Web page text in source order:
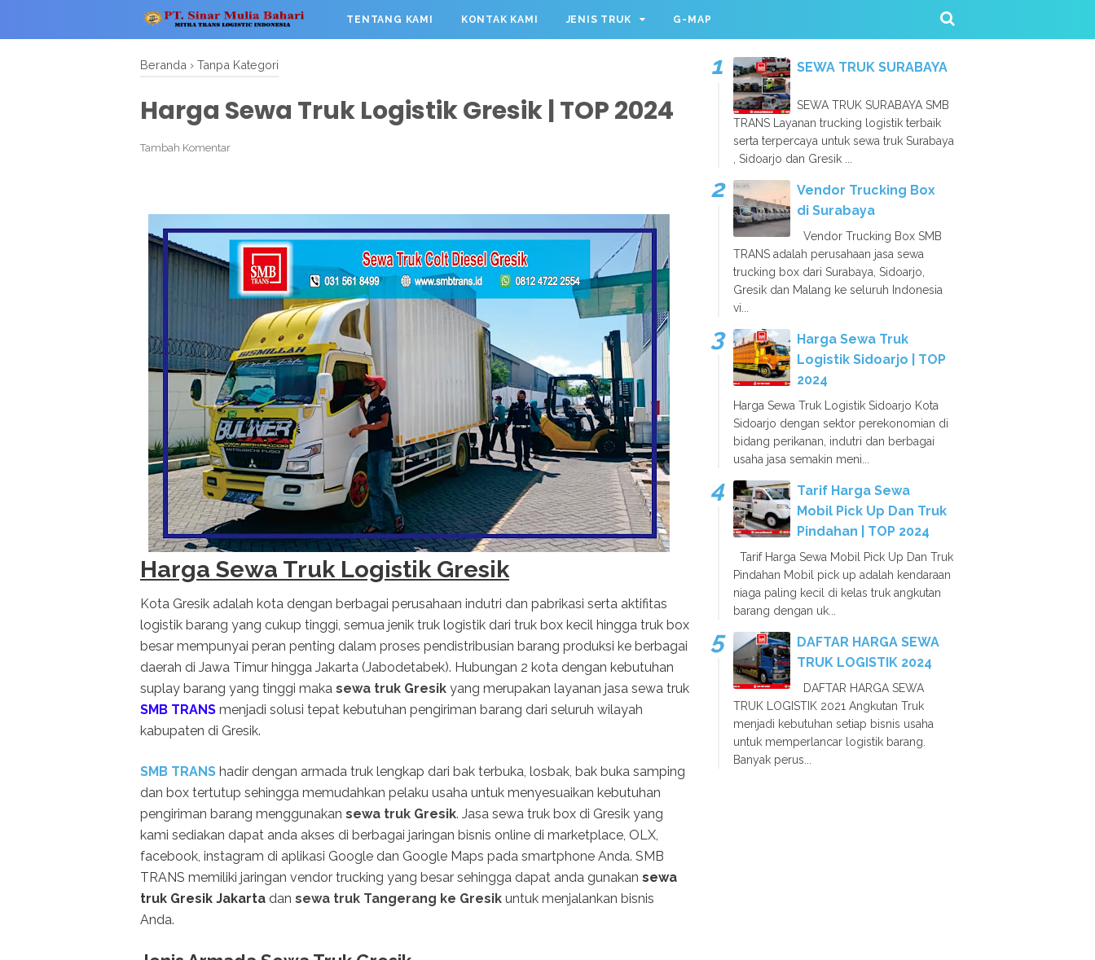
TENTANG KAMI KONTAK KAMI JENIS TRUK G-MAP
Beranda › Tanpa Kategori
Harga Sewa Truk Logistik Gresik | TOP 2024
Tambah Komentar
Harga Sewa Truk Logistik Gresik
Kota Gresik adalah kota dengan berbagai perusahaan indutri dan pabrikasi serta aktifitas
logistik barang yang cukup tinggi, semua jenik truk logistik dari truk box kecil hingga truk box
besar mempunyai peran penting dalam proses pendistribusian barang produksi ke berbagai
daerah di Jawa Timur hingga Jakarta (Jabodetabek). Hubungan 2 kota dengan kebutuhan
suplay barang yang tinggi maka sewa truk Gresik yang merupakan layanan jasa sewa truk
SMB TRANS menjadi solusi tepat kebutuhan pengiriman barang dari seluruh wilayah
kabupaten di Gresik.
SMB TRANS hadir dengan armada truk lengkap dari bak terbuka, losbak, bak buka samping
dan box tertutup sehingga memudahkan pelaku usaha untuk menyesuaikan kebutuhan
pengiriman barang menggunakan sewa truk Gresik. Jasa sewa truk box di Gresik yang
kami sediakan dapat anda akses di berbagai jaringan bisnis online di marketplace, OLX,
facebook, instagram di aplikasi Google dan Google Maps pada smartphone Anda. SMB
TRANS memiliki jaringan vendor trucking yang besar sehingga dapat anda gunakan sewa
truk Gresik Jakarta dan sewa truk Tangerang ke Gresik untuk menjalankan bisnis
Anda.
SEWA TRUK SURABAYA
SEWA TRUK SURABAYA SMB
TRANS Layanan trucking logistik terbaik
serta terpercaya untuk sewa truk Surabaya
, Sidoarjo dan Gresik ...
Vendor Trucking Box
di Surabaya
Vendor Trucking Box SMB
TRANS adalah perusahaan jasa sewa
trucking box dari Surabaya, Sidoarjo,
Gresik dan Malang ke seluruh Indonesia
vi...
Harga Sewa Truk
Logistik Sidoarjo | TOP
2024
Harga Sewa Truk Logistik Sidoarjo Kota
Sidoarjo dengan sektor perekonomian di
bidang perikanan, indutri dan berbagai
usaha jasa semakin meni...
Tarif Harga Sewa
Mobil Pick Up Dan Truk
Pindahan | TOP 2024
Tarif Harga Sewa Mobil Pick Up Dan Truk
Pindahan Mobil pick up adalah kendaraan
niaga paling kecil di kelas truk angkutan
barang dengan uk...
DAFTAR HARGA SEWA
TRUK LOGISTIK 2024
DAFTAR HARGA SEWA
TRUK LOGISTIK 2021 Angkutan Truk
menjadi kebutuhan setiap bisnis usaha
untuk memperlancar logistik barang.
Banyak perus...